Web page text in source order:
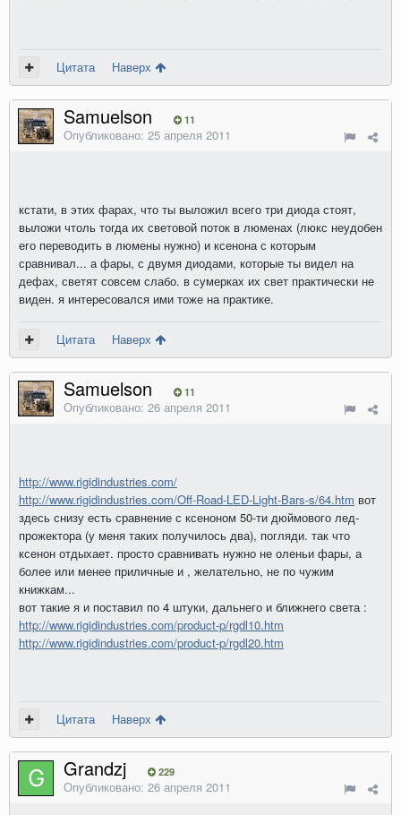
Цитата Наверх
Samuelson 11
Опубликовано: 25 апреля 2011
кстати, в этих фарах, что ты выложил всего три диода стоят,
выложи чтоль тогда их световой поток в люменах (люкс неудобен
его переводить в люмены нужно) и ксенона с которым
сравнивал... а фары, с двумя диодами, которые ты видел на
дефах, светят совсем слабо. в сумерках их свет практически не
виден. я интересовался ими тоже на практике.
Цитата Наверх
Samuelson 11
Опубликовано: 26 апреля 2011
http://www.rigidindustries.com/
http://www.rigidindustries.com/Off-Road-LED-Light-Bars-s/64.htm вот
здесь снизу есть сравнение с ксеноном 50-ти дюймового лед-
прожектора (у меня таких получилось два), погляди. так что
ксенон отдыхает. просто сравнивать нужно не оленьи фары, а
более или менее приличные и , желательно, не по чужим
книжкам...
вот такие я и поставил по 4 штуки, дальнего и ближнего света :
http://www.rigidindustries.com/product-p/rgdl10.htm
http://www.rigidindustries.com/product-p/rgdl20.htm
Цитата Наверх
Grandzj 229
Опубликовано: 26 апреля 2011